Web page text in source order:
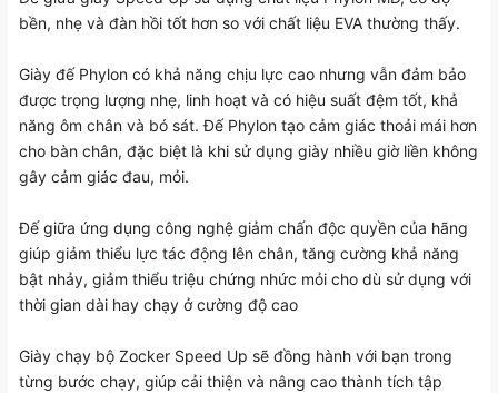
bền, nhẹ và đàn hồi tốt hơn so với chất liệu EVA thường thấy.
Giày đế Phylon có khả năng chịu lực cao nhưng vẫn đảm bảo
được trọng lượng nhẹ, linh hoạt và có hiệu suất đệm tốt, khả
năng ôm chân và bó sát. Đế Phylon tạo cảm giác thoải mái hơn
cho bàn chân, đặc biệt là khi sử dụng giày nhiều giờ liền không
gây cảm giác đau, mỏi.
Đế giữa ứng dụng công nghệ giảm chấn độc quyền của hãng
giúp giảm thiểu lực tác động lên chân, tăng cường khả năng
bật nhảy, giảm thiểu triệu chứng nhức mỏi cho dù sử dụng với
thời gian dài hay chạy ở cường độ cao
Giày chạy bộ Zocker Speed Up sẽ đồng hành với bạn trong
từng bước chạy, giúp cải thiện và nâng cao thành tích tập